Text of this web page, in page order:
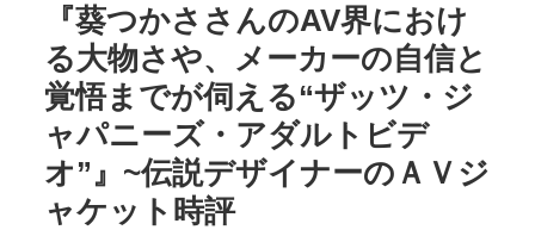
『葵つかささんのAV界におけ
る大物さや、メーカーの自信と
覚悟までが伺える“ザッツ・ジ
ャパニーズ・アダルトビデ
オ”』~伝説デザイナーのＡＶジ
ャケット時評